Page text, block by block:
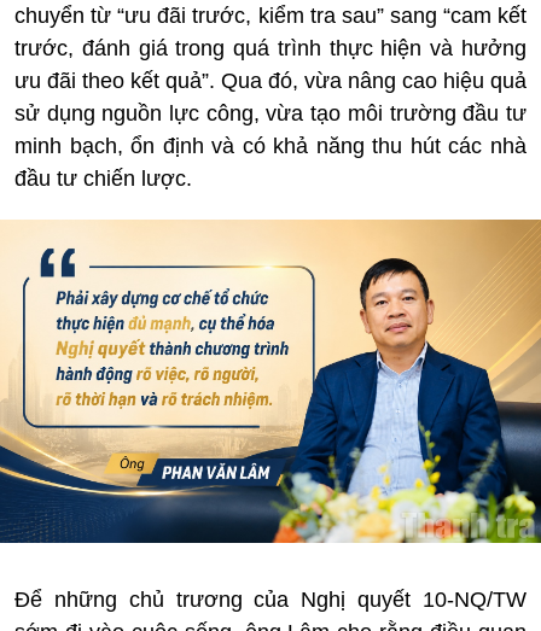
chuyển từ “ưu đãi trước, kiểm tra sau” sang “cam kết
trước, đánh giá trong quá trình thực hiện và hưởng
ưu đãi theo kết quả”. Qua đó, vừa nâng cao hiệu quả
sử dụng nguồn lực công, vừa tạo môi trường đầu tư
minh bạch, ổn định và có khả năng thu hút các nhà
đầu tư chiến lược.
Để những chủ trương của Nghị quyết 10-NQ/TW